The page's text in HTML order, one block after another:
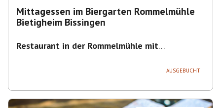
Mittagessen im Biergarten Rommelmühle
Bietigheim Bissingen
Restaurant in der Rommelmühle mit
AUSGEBUCHT